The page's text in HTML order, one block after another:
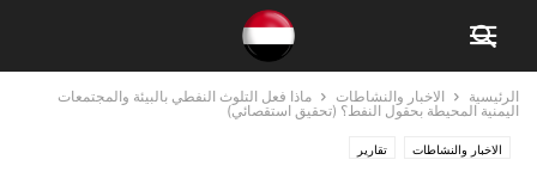
الرئيسية الاخبار والنشاطات
ماذا فعل التلوث النفطي بالبيئة والمجتمعات
اليمنية المحيطة بحقول النفط؟ (تحقيق استقصائي)
الاخبار والنشاطات تقارير